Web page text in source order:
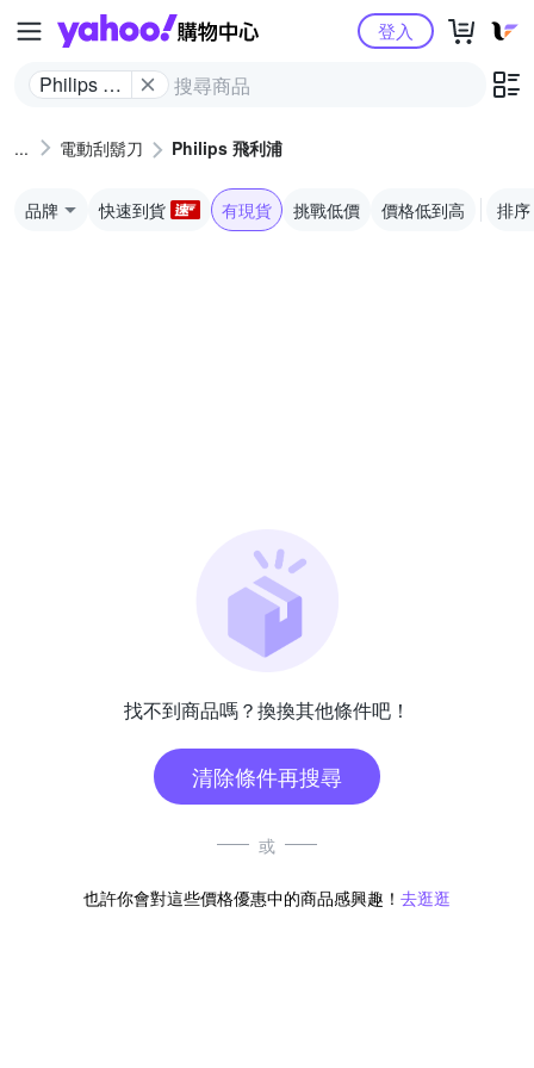
Yahoo購物中心
Philips 飛
登入
電動刮鬍刀 Philips 飛利浦
品牌 快速到貨 有現貨 挑戰低價 價格低到高 排序
找不到商品嗎？換換其他條件吧！
清除條件再搜尋
或
也許你會對這些價格優惠中的商品感興趣！ 去逛逛